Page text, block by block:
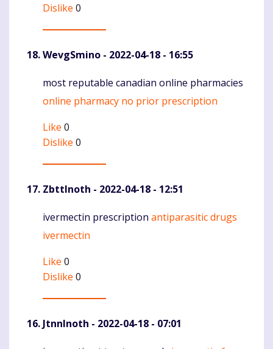
Dislike 0
WevgSmino - 2022-04-18 - 16:55
Komentaras
most reputable canadian online pharmacies
online pharmacy no prior prescription
Like 0
Dislike 0
ZbttInoth - 2022-04-18 - 12:51
Komentaras
ivermectin prescription antiparasitic drugs
ivermectin
Like 0
Dislike 0
JtnnInoth - 2022-04-18 - 07:01